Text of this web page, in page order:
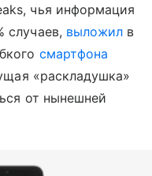
чья информация
случаев, выложил в
смартфона
«раскладушка»
от нынешней